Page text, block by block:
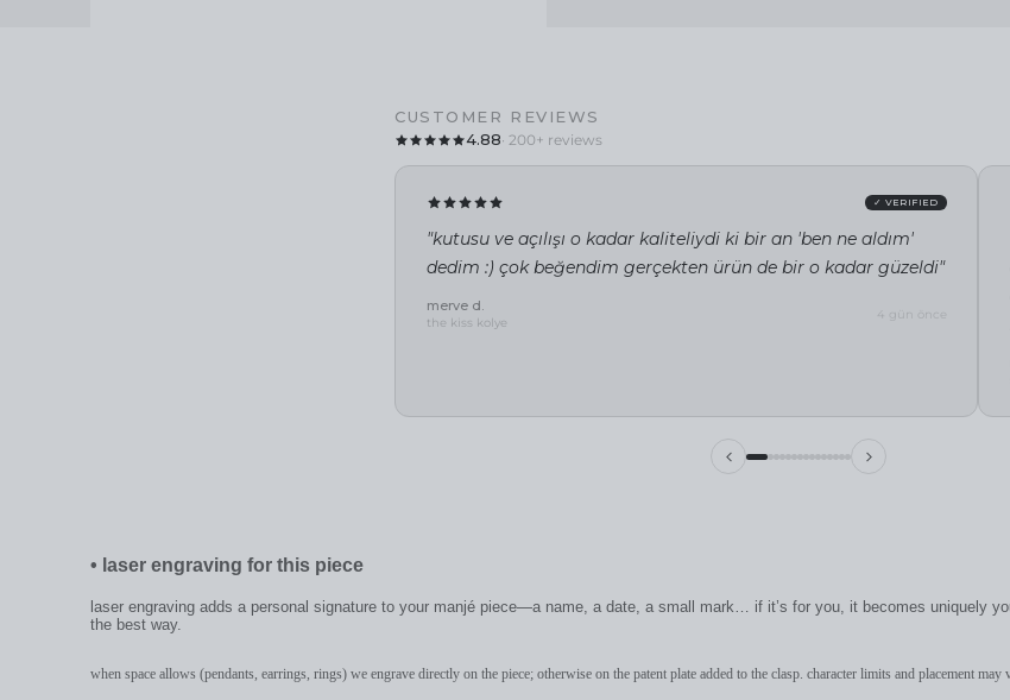
CUSTOMER REVIEWS
4.88· 200+ reviews
✓ VERIFIED
"kutusu ve açılışı o kadar kaliteliydi ki bir an 'ben ne aldım'
dedim :) çok beğendim gerçekten ürün de bir o kadar güzeldi"
merve d.
the kiss kolye
4 gün önce
• laser engraving for this piece
laser engraving adds a personal signature to your manjé piece—a name, a date, a small mark… if it’s for you, it becomes uniquely
the best way.
when space allows (pendants, earrings, rings) we engrave directly on the piece; otherwise on the patent plate added to the clasp. character limits and placement may